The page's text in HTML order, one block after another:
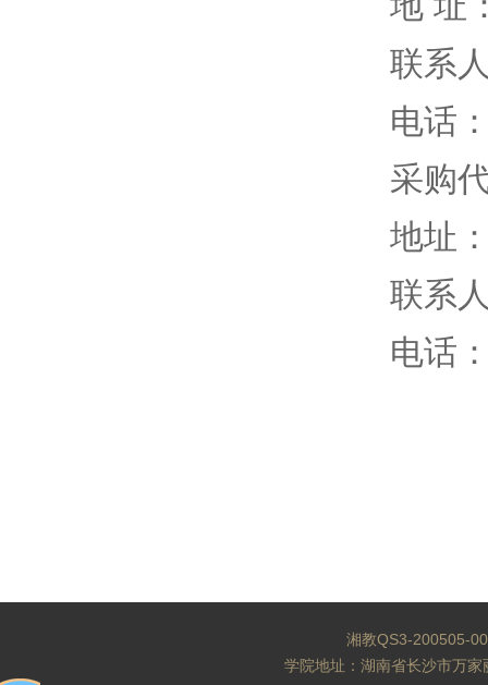
联系
电话
采购
地址
联系
电话
湘教QS3-200505-
学院地址：湖南省长沙市万